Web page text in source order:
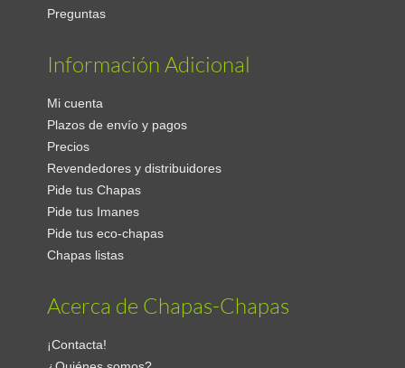
Preguntas
Información Adicional
Mi cuenta
Plazos de envío y pagos
Precios
Revendedores y distribuidores
Pide tus Chapas
Pide tus Imanes
Pide tus eco-chapas
Chapas listas
Acerca de Chapas-Chapas
¡Contacta!